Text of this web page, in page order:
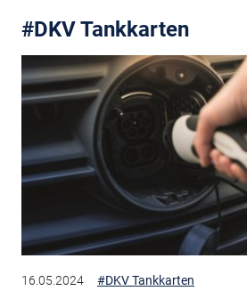
#DKV Tankkarten
16.05.2024 #DKV Tankkarten